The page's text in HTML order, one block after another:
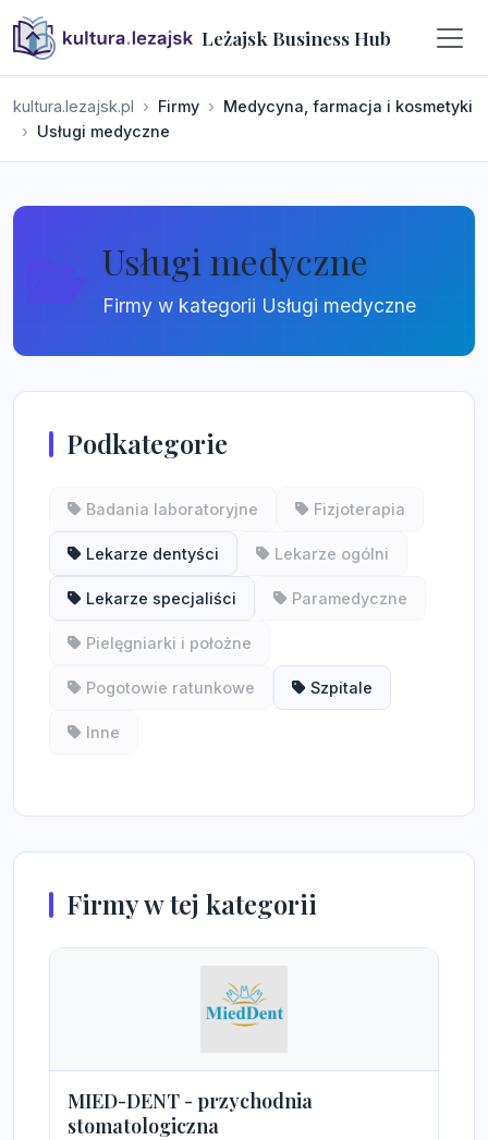
Leżajsk Business Hub
kultura.lezajsk.pl Firmy
Medycyna, farmacja i kosmetyki
Usługi medyczne
Usługi medyczne
Firmy w kategorii Usługi medyczne
Podkategorie
Badania laboratoryjne Fizjoterapia
Lekarze dentyści Lekarze ogólni
Lekarze specjaliści Paramedyczne
Pielęgniarki i położne
Pogotowie ratunkowe Szpitale
Inne
Firmy w tej kategorii
MIED-DENT - przychodnia
stomatologiczna